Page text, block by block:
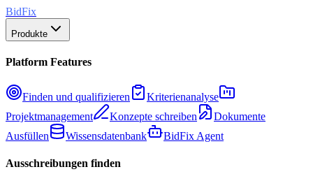
BidFix
Produkte
Platform Features
Finden und qualifizieren
Kriterienanalyse
Projektmanagement
Konzepte schreiben
Dokumente
Ausfüllen
Wissensdatenbank BidFix Agent
Ausschreibungen finden